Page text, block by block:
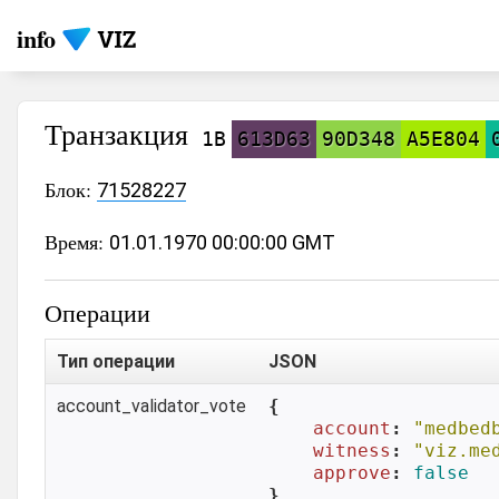
info
Транзакция 1B 613D63 90D348 A5E804
Блок: 71528227
Время: 01.01.1970 00:00:00 GMT
Операции
Тип операции JSON
account_validator_vote
{
account :
witness :
approve : false